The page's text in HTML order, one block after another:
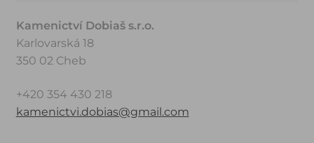
Kamenictví Dobiaš s.r.o.
Karlovarská 18
350 02 Cheb
+420 354 430 218
kamenictvi.dobias@gmail.com